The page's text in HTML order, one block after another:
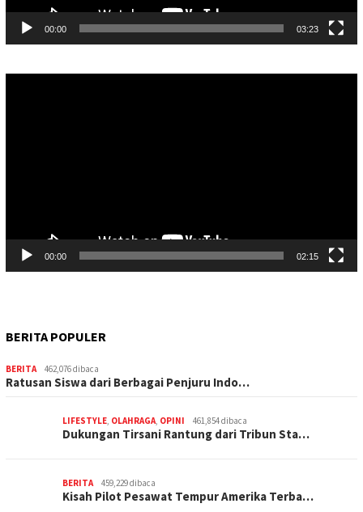
00:00 03:23
00:00 02:15
BERITA POPULER
BERITA 462,076 dibaca
Ratusan Siswa dari Berbagai Penjuru Indo…
LIFESTYLE OLAHRAGA OPINI 461,854 dibaca
Dukungan Tirsani Rantung dari Tribun Sta…
BERITA 459,229 dibaca
Kisah Pilot Pesawat Tempur Amerika Terba…